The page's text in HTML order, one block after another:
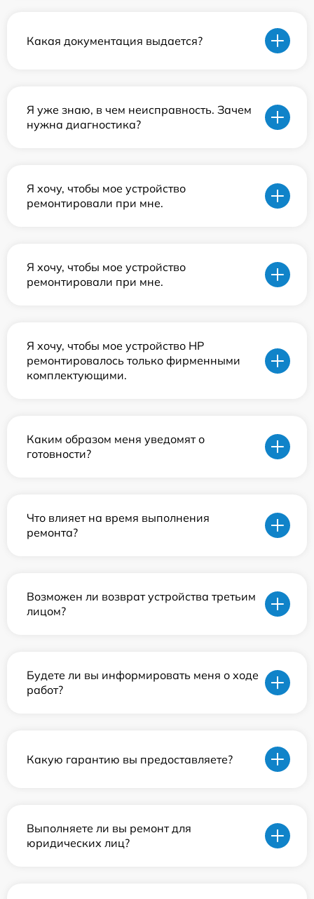
Какая документация выдается?
Я уже знаю, в чем неисправность. Зачем
нужна диагностика?
Я хочу, чтобы мое устройство
ремонтировали при мне.
Я хочу, чтобы мое устройство
ремонтировали при мне.
Я хочу, чтобы мое устройство HP
ремонтировалось только фирменными
комплектующими.
Каким образом меня уведомят о
готовности?
Что влияет на время выполнения
ремонта?
Возможен ли возврат устройства третьим
лицом?
Будете ли вы информировать меня о ходе
работ?
Какую гарантию вы предоставляете?
Выполняете ли вы ремонт для
юридических лиц?